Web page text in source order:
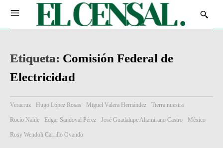
Etiqueta: Comisión Federal de
Electricidad
Veracruz Hugo López Rosas Miguel Valera Hernández Tierra nuestra
Rocío Nahle Edgar Sandoval Pérez José Guadalupe Altamirano Castro México
Rosy Wendoli Carrillo Ovando